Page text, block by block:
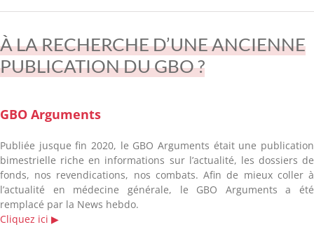
À LA RECHERCHE D’UNE ANCIENNE
PUBLICATION DU GBO ?
GBO Arguments
Publiée jusque fin 2020, le GBO Arguments était une publication
bimestrielle riche en informations sur l’actualité, les dossiers de
fonds, nos revendications, nos combats. Afin de mieux coller à
l’actualité en médecine générale, le GBO Arguments a été
remplacé par la News hebdo.
Cliquez ici ▶︎